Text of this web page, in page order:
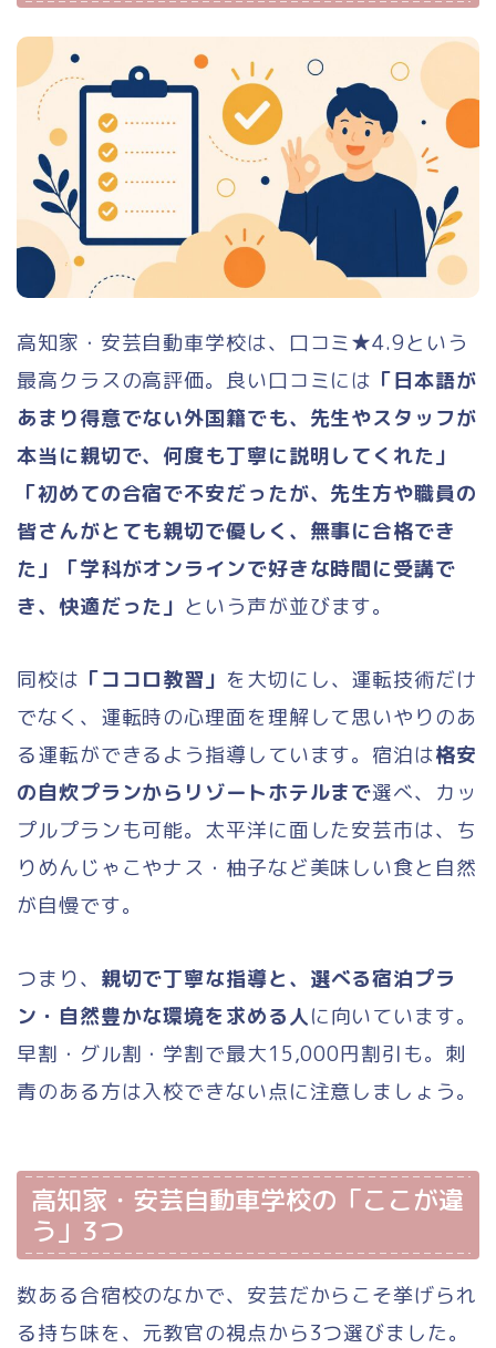
高知家・安芸自動車学校は、口コミ★4.9という
最高クラスの高評価。良い口コミには 「日本語が
あまり得意でない外国籍でも、先生やスタッフが
本当に親切で、何度も丁寧に説明してくれた」
「初めての合宿で不安だったが、先生方や職員の
皆さんがとても親切で優しく、無事に合格でき
た」「学科がオンラインで好きな時間に受講で
き、快適だった」 という声が並びます。
同校は 「ココロ教習」 を大切にし、運転技術だけ
でなく、運転時の心理面を理解して思いやりのあ
る運転ができるよう指導しています。宿泊は格安
の自炊プランからリゾートホテルまで選べ、カッ
プルプランも可能。太平洋に面した安芸市は、ち
りめんじゃこやナス・柚子など美味しい食と自然
が自慢です。
つまり、 親切で丁寧な指導と、選べる宿泊プラ
ン・自然豊かな環境を求める人に向いています。
早割・グル割・学割で最大15,000円割引も。刺
青のある方は入校できない点に注意しましょう。
高知家・安芸自動車学校の「ここが違
う」3つ
数ある合宿校のなかで、安芸だからこそ挙げられ
る持ち味を、元教官の視点から3つ選びました。